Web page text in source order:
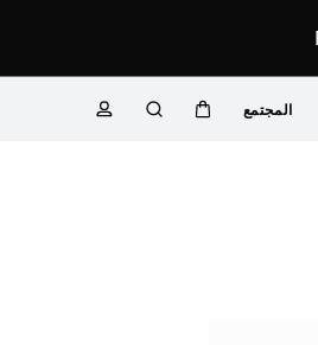
المجتمع